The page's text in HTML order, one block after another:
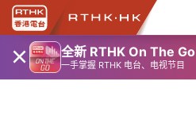
× 全新 RTHK On The Go
一手掌握 RTHK 电台、电视节目